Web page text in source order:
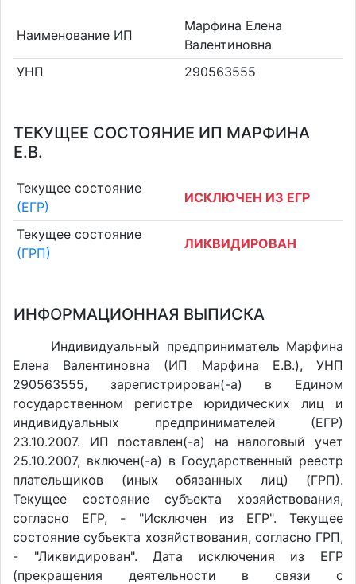
Наименование ИП
Марфина Елена
Валентиновна
УНП
290563555
ТЕКУЩЕЕ СОСТОЯНИЕ ИП МАРФИНА
Е.В.
Текущее состояние
(ЕГР)
ИСКЛЮЧЕН ИЗ ЕГР
Текущее состояние
(ГРП)
ЛИКВИДИРОВАН
ИНФОРМАЦИОННАЯ ВЫПИСКА
Индивидуальный предприниматель Марфина
Елена Валентиновна (ИП Марфина Е.В.), УНП
290563555, зарегистрирован(-а) в Едином
государственном регистре юридических лиц и
индивидуальных предпринимателей (ЕГР)
23.10.2007. ИП поставлен(-a) на налоговый учет
25.10.2007, включен(-a) в Государственный реестр
плательщиков (иных обязанных лиц) (ГРП).
Текущее состояние субъекта хозяйствования,
согласно ЕГР, - "Исключен из ЕГР". Текущее
состояние субъекта хозяйствования, согласно ГРП,
- "Ликвидирован". Дата исключения из ЕГР
(прекращения деятельности в связи с